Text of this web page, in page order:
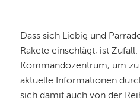
Dass sich Liebig und
Rakete einschlägt, ist
Kommandozentrum, um
aktuelle Informationen
sich damit auch von der